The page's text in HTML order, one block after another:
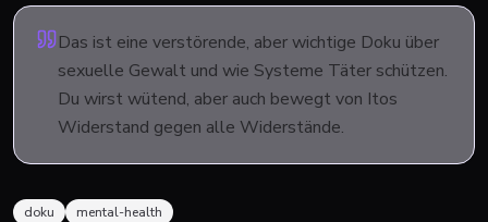
Das ist eine verstörende, aber wichtige Doku über
sexuelle Gewalt und wie Systeme Täter schützen.
Du wirst wütend, aber auch bewegt von Itos
Widerstand gegen alle Widerstände.
doku mental-health